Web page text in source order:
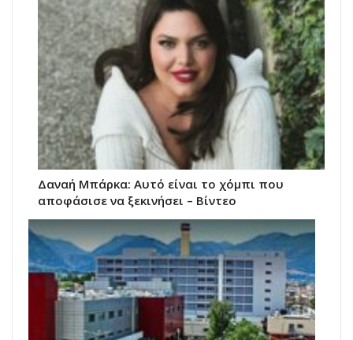
Δαναή Μπάρκα: Αυτό είναι το χόμπι που
αποφάσισε να ξεκινήσει – Βίντεο